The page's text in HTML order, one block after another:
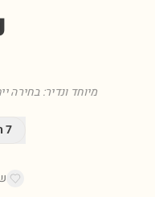
מיוחד ונדיר:
7